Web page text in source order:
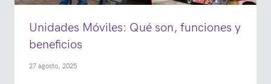
Unidades Móviles: Qué son, funciones y
beneficios
27 agosto, 2025